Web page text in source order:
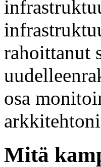
rahoittanut
osa
Mitä